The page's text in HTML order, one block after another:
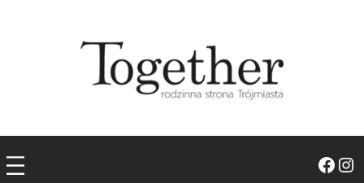
Facebook Instagram